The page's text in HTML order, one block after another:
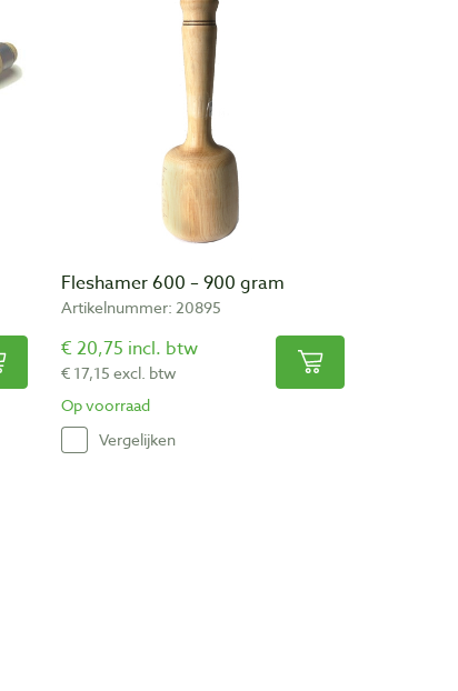
Fleshamer 600 – 900 gram
Artikelnummer: 20895
€ 20,75 incl. btw
€ 17,15 excl. btw
Op voorraad
Vergelijken